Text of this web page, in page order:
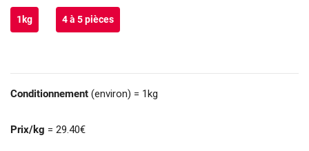
1kg 4 à 5 pièces
Conditionnement (environ) = 1kg
Prix/kg = 29.40€